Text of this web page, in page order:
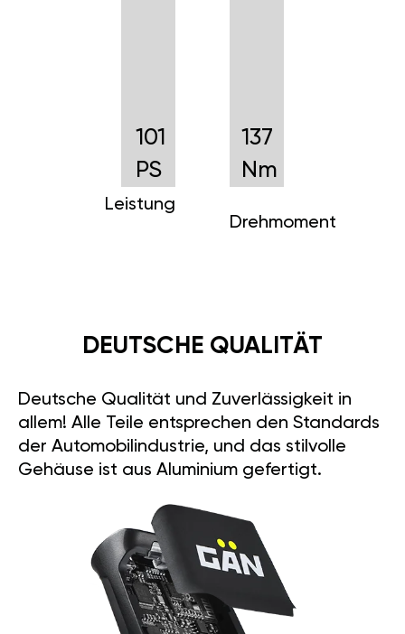
101
PS
Leistung
137
Nm
Drehmoment
DEUTSCHE QUALITÄT
Deutsche Qualität und Zuverlässigkeit in
allem! Alle Teile entsprechen den Standards
der Automobilindustrie, und das stilvolle
Gehäuse ist aus Aluminium gefertigt.